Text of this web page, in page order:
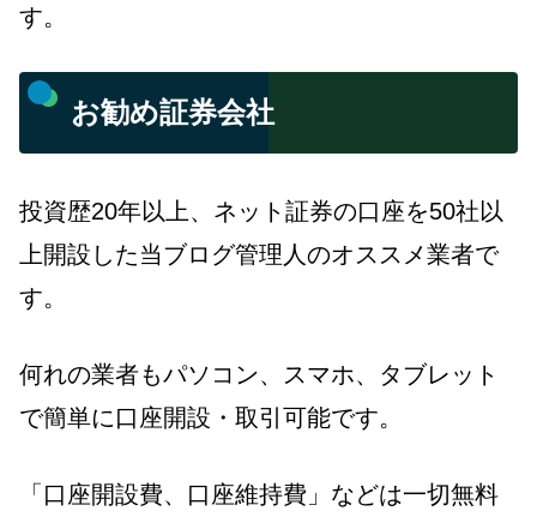
す。
お勧め証券会社
投資歴20年以上、ネット証券の口座を50社以
上開設した当ブログ管理人のオススメ業者で
す。
何れの業者もパソコン、スマホ、タブレット
で簡単に口座開設・取引可能です。
「口座開設費、口座維持費」などは一切無料